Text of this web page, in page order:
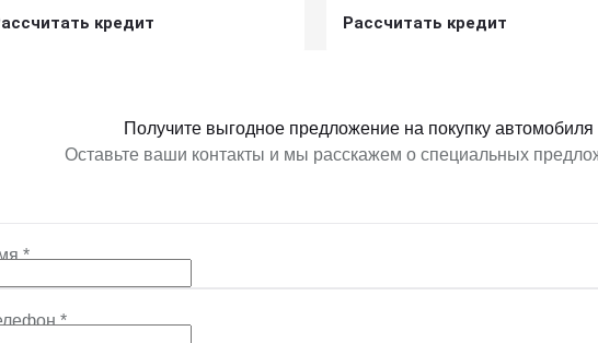
кредит Рассчитать кредит
Получите выгодное предложение на покупку автомобиля
Оставьте ваши контакты и мы расскажем о специальных
*
*